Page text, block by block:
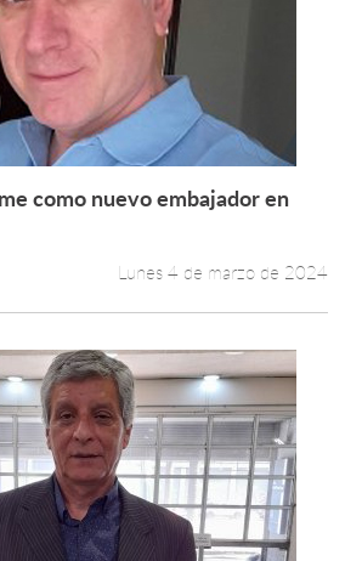
Leer más +
como nuevo embajador en
Lunes 4 de marzo de 2024